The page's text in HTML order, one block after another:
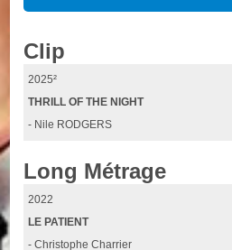
Clip
2025²
THRILL OF THE NIGHT
- Nile RODGERS
Long Métrage
2022
LE PATIENT
- Christophe Charrier